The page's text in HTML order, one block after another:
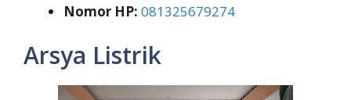
Nomor HP: 081325679274
Arsya Listrik